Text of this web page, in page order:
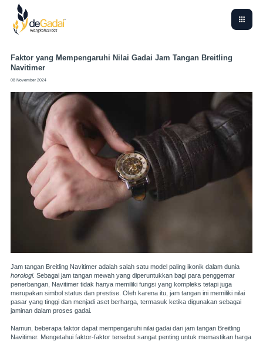
Faktor yang Mempengaruhi Nilai Gadai Jam Tangan Breitling
Navitimer
08 November 2024
Jam tangan Breitling Navitimer adalah salah satu model paling ikonik dalam dunia
horologi. Sebagai jam tangan mewah yang diperuntukkan bagi para penggemar
penerbangan, Navitimer tidak hanya memiliki fungsi yang kompleks tetapi juga
merupakan simbol status dan prestise. Oleh karena itu, jam tangan ini memiliki nilai
pasar yang tinggi dan menjadi aset berharga, termasuk ketika digunakan sebagai
jaminan dalam proses gadai.
Namun, beberapa faktor dapat mempengaruhi nilai gadai dari jam tangan Breitling
Navitimer. Mengetahui faktor-faktor tersebut sangat penting untuk memastikan harga